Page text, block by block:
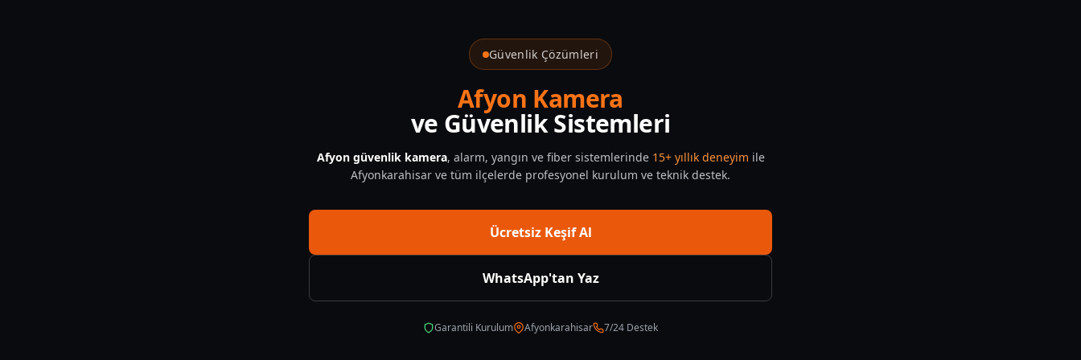
Güvenlik Çözümleri
Afyon Kamera
ve Güvenlik Sistemleri
Afyon güvenlik kamera, alarm, yangın ve fiber sistemlerinde 15+ yıllık deneyim ile
Afyonkarahisar ve tüm ilçelerde profesyonel kurulum ve teknik destek.
Ücretsiz Keşif Al
WhatsApp'tan Yaz
Garantili Kurulum Afyonkarahisar 7/24 Destek